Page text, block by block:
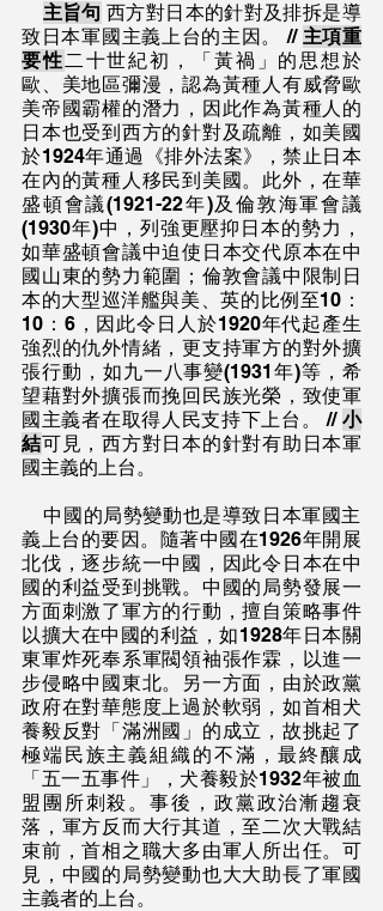
主旨句 西方對日本的針對及排拆是導
致日本軍國主義上台的主因。 // 主項重
要性二十世紀初，「黃禍」的思想於
歐、美地區彌漫，認為黃種人有威脅歐
美帝國霸權的潛力，因此作為黃種人的
日本也受到西方的針對及疏離，如美國
於1924年通過《排外法案》，禁止日本
在內的黃種人移民到美國。此外，在華
盛頓會議(1921-22年)及倫敦海軍會議
(1930年)中，列強更壓抑日本的勢力，
如華盛頓會議中迫使日本交代原本在中
國山東的勢力範圍；倫敦會議中限制日
本的大型巡洋艦與美、英的比例至10：
10：6，因此令日人於1920年代起產生
強烈的仇外情緒，更支持軍方的對外擴
張行動，如九一八事變(1931年)等，希
望藉對外擴張而挽回民族光榮，致使軍
國主義者在取得人民支持下上台。 // 小
結可見，西方對日本的針對有助日本軍
國主義的上台。
    中國的局勢變動也是導致日本軍國主
義上台的要因。隨著中國在1926年開展
北伐，逐步統一中國，因此令日本在中
國的利益受到挑戰。中國的局勢發展一
方面刺激了軍方的行動，擅自策略事件
以擴大在中國的利益，如1928年日本關
東軍炸死奉系軍閥領袖張作霖，以進一
步侵略中國東北。另一方面，由於政黨
政府在對華態度上過於軟弱，如首相犬
養毅反對「滿洲國」的成立，故挑起了
極端民族主義組織的不滿，最終釀成
「五一五事件」，犬養毅於1932年被血
盟團所刺殺。事後，政黨政治漸趨衰
落，軍方反而大行其道，至二次大戰結
束前，首相之職大多由軍人所出任。可
見，中國的局勢變動也大大助長了軍國
主義者的上台。